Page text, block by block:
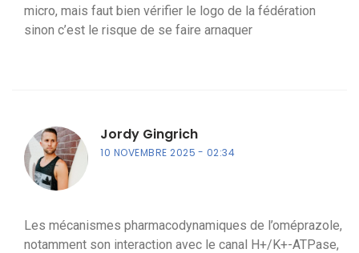
micro, mais faut bien vérifier le logo de la fédération
sinon c’est le risque de se faire arnaquer
Jordy Gingrich
10 NOVEMBRE 2025 02:34
Les mécanismes pharmacodynamiques de l’oméprazole,
notamment son interaction avec le canal H+/K+-ATPase,